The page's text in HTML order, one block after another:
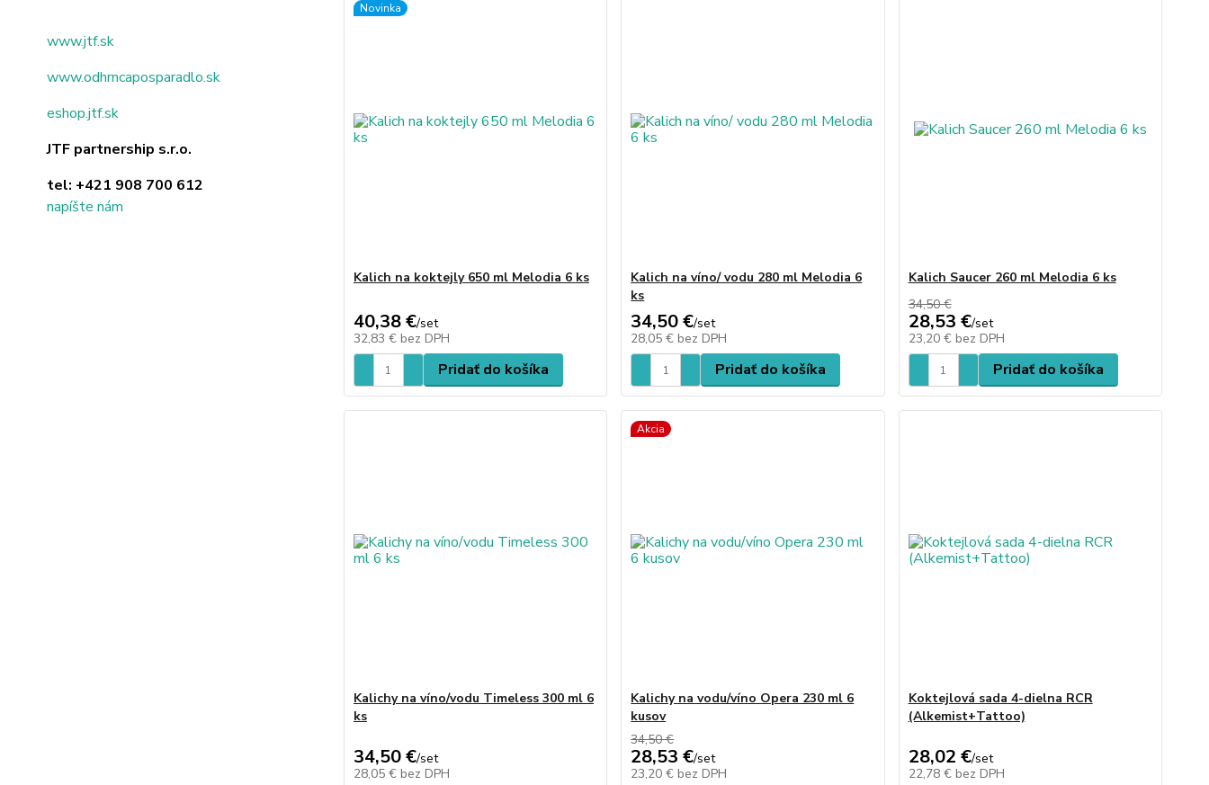
www.jtf.sk
www.odhrncaposparadlo.sk
eshop.jtf.sk
JTF partnership s.r.o.
tel: +421 908 700 612
napíšte nám
Novinka
Kalich na koktejly 650 ml Melodia 6 ks
40,38 €/set
32,83 € bez DPH
Pridať do košíka
Kalich na víno/ vodu 280 ml Melodia 6
ks
34,50 €/set
28,05 € bez DPH
Pridať do košíka
Kalich Saucer 260 ml Melodia 6 ks
34,50 €
28,53 €/set
23,20 € bez DPH
Pridať do košíka
Kalichy na víno/vodu Timeless 300 ml 6
ks
34,50 €/set
28,05 € bez DPH
Akcia
Kalichy na vodu/víno Opera 230 ml 6
kusov
34,50 €
28,53 €/set
23,20 € bez DPH
Koktejlová sada 4-dielna RCR
(Alkemist+Tattoo)
28,02 €/set
22,78 € bez DPH